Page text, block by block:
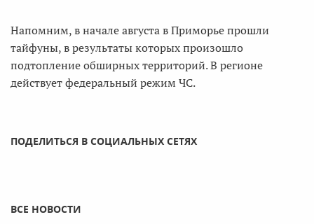
Напомним, в начале августа в Приморье прошли
тайфуны, в результаты которых произошло
подтопление обширных территорий. В регионе
действует федеральный режим ЧС.
ПОДЕЛИТЬСЯ В СОЦИАЛЬНЫХ СЕТЯХ
ВСЕ НОВОСТИ